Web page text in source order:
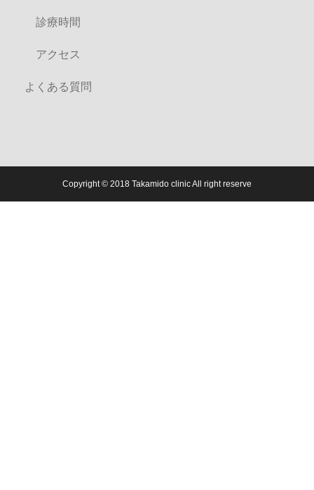
診療時間
アクセス
よくある質問
Copyright © 2018 Takamido clinic All right reserve